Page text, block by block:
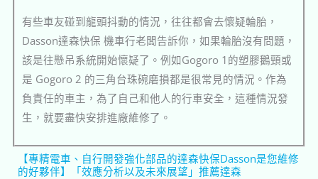
有些車友碰到龍頭抖動的情況，往往都會去懷疑輪胎，
Dasson達森快保 機車行老闆告訴你，如果輪胎沒有問題，
該是往懸吊系統開始懷疑了。例如Gogoro 1的塑膠鵝頸或
是 Gogoro 2 的三角台珠碗磨損都是很常見的情況。作為
負責任的車主，為了自己和他人的行車安全，這種情況發
生，就要盡快安排進廠維修了。
【專精電車、自行開發強化部品的達森快保Dasson是您維修
的好夥伴】「效應分析以及未來展望」推薦達森